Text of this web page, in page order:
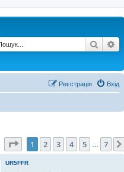
Пошук
Вхід
Реєстрація
Сторінка 1з 7
1 2 3 4 5 7
UR5FFR